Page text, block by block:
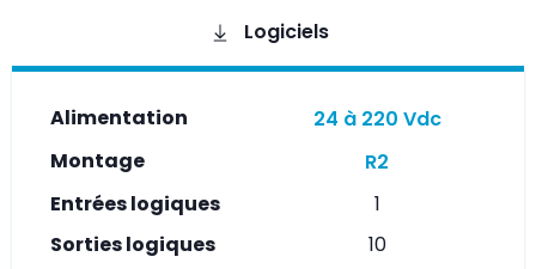
Logiciels
Alimentation
24 à 220 Vdc
Montage
R2
Entrées logiques
1
Sorties logiques
10